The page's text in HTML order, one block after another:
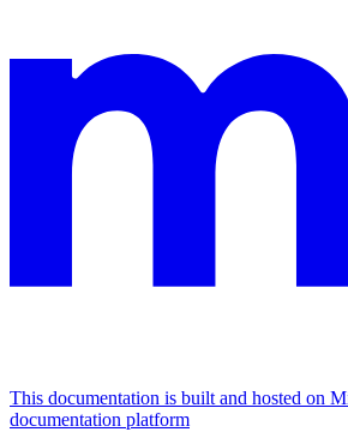
This documentation is built and hosted on
documentation platform